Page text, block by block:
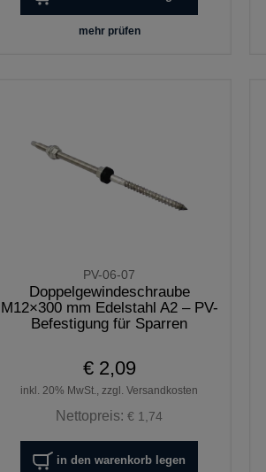
mehr prüfen
PV-06-07
Doppelgewindeschraube
M12×300 mm Edelstahl A2 – PV-
Befestigung für Sparren
€ 2,09
inkl. 20% MwSt., zzgl. Versandkosten
Nettopreis:€ 1,74
in den warenkorb legen